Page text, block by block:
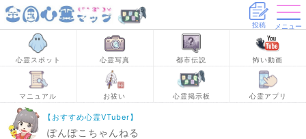
投稿 メニュー
心霊スポット 心霊写真 都市伝説 怖い動画
マニュアル お祓い 心霊掲示板 心霊アプリ
【おすすめ心霊VTuber】
ぽんぽこちゃんねる